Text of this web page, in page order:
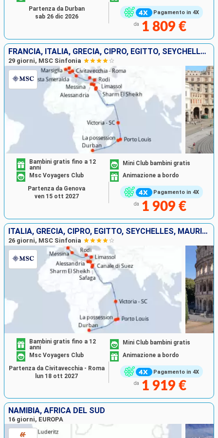
Pagamento in 4X
da 1 809 €
Partenza da Durban
sab 26 dic 2026
FRANCIA, ITALIA, GRECIA, CIPRO, EGITTO, SEYCHELLES, MAURITIUS, AFRICA DEL SUD
29 giorni, MSC Sinfonia
Pagamento in 4X
Bambini gratis fino a 12
anni
Mini Club bambini gratis
Msc Voyagers Club
Animazione a bordo
da 1 909 €
Partenza da Genova
ven 15 ott 2027
ITALIA, GRECIA, CIPRO, EGITTO, SEYCHELLES, MAURITIUS, FRANCIA, AFRICA DEL SUD
26 giorni, MSC Sinfonia
Pagamento in 4X
Bambini gratis fino a 12
anni
Mini Club bambini gratis
Msc Voyagers Club
Animazione a bordo
da 1 919 €
Partenza da Civitavecchia - Roma
lun 18 ott 2027
NAMIBIA, AFRICA DEL SUD
16 giorni, EUROPA